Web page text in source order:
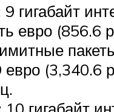
9 гигабайт
евро (856.6
евро (3,340.6